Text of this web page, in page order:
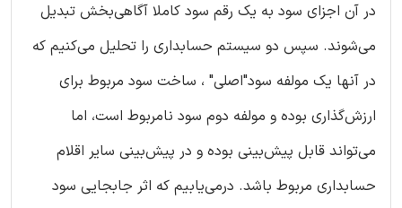
در آن اجزای سود به یک رقم سود کاملا آگاهی‌بخش تبدیل
می‌شوند. سپس دو سیستم حسابداری را تحلیل می‌کنیم که
در آنها یک مولفه سود"اصلی" ، ساخت سود مربوط برای
ارزش‌گذاری بوده و مولفه دوم سود نامربوط است، اما
می‌تواند قابل پیش‌بینی بوده و در پیش‌بینی سایر اقلام
حسابداری مربوط باشد. درمی‌یابیم که اثر جابجایی سود